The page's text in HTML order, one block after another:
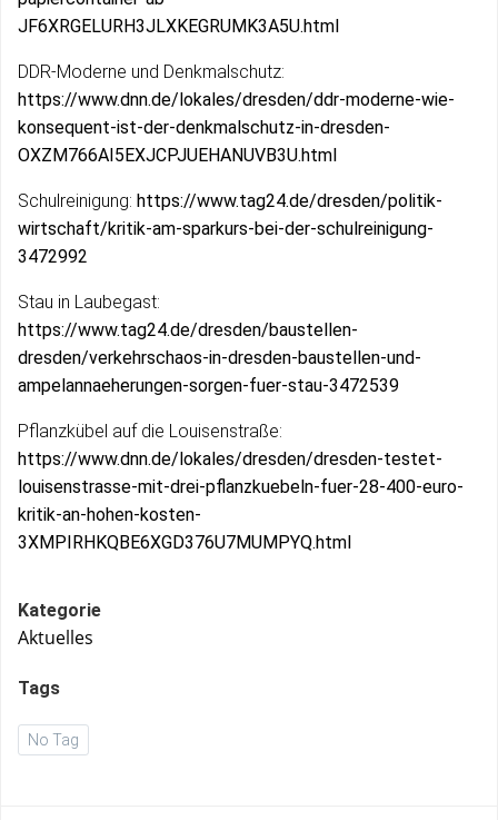
JF6XRGELURH3JLXKEGRUMK3A5U.html
DDR-Moderne und Denkmalschutz:
https://www.dnn.de/lokales/dresden/ddr-moderne-wie-
konsequent-ist-der-denkmalschutz-in-dresden-
OXZM766AI5EXJCPJUEHANUVB3U.html
Schulreinigung: https://www.tag24.de/dresden/politik-
wirtschaft/kritik-am-sparkurs-bei-der-schulreinigung-
3472992
Stau in Laubegast:
https://www.tag24.de/dresden/baustellen-
dresden/verkehrschaos-in-dresden-baustellen-und-
ampelannaeherungen-sorgen-fuer-stau-3472539
Pflanzkübel auf die Louisenstraße:
https://www.dnn.de/lokales/dresden/dresden-testet-
louisenstrasse-mit-drei-pflanzkuebeln-fuer-28-400-euro-
kritik-an-hohen-kosten-
3XMPIRHKQBE6XGD376U7MUMPYQ.html
Kategorie
Aktuelles
Tags
No Tag